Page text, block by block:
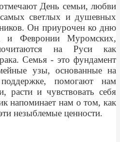
День семьи, любви
светлых и душевных
Он приурочен ко дню
и Февронии Муромских,
на Руси как
Семья - это фундамент
узы, основанные на
помогают нам
расти и чувствовать себя
напоминает нам о том, как
незыблемые ценности.